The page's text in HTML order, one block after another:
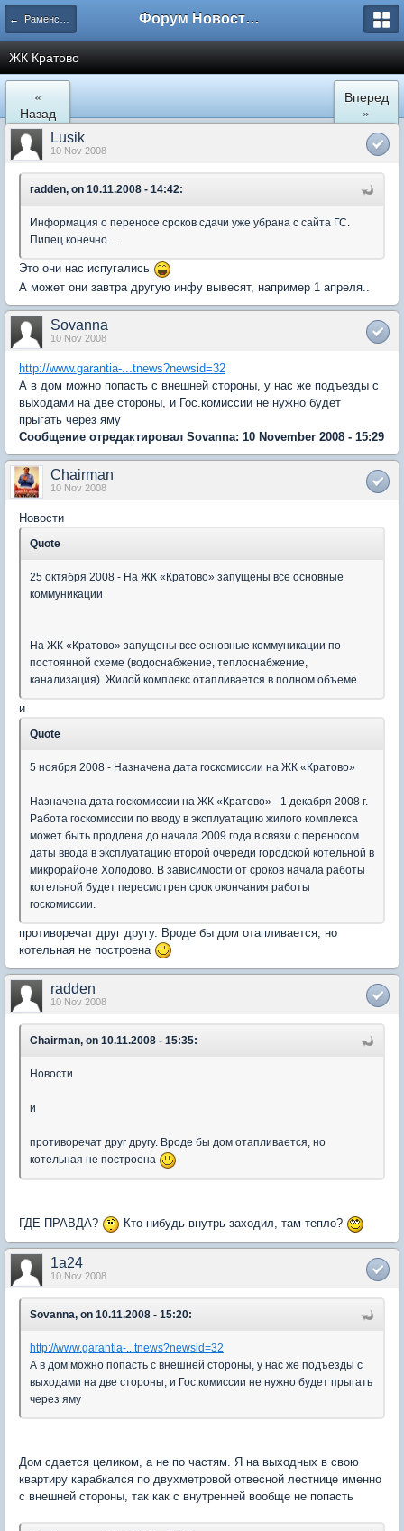
← Раменское Форум Новостройки
ЖК Кратово
«
Назад
Вперед
»
Lusik
10 Nov 2008
radden, on 10.11.2008 - 14:42:
Информация о переносе сроков сдачи уже убрана с сайта ГС.
Пипец конечно....
Это они нас испугались
А может они завтра другую инфу вывесят, например 1 апреля..
Sovanna
10 Nov 2008
http://www.garantia-...tnews?newsid=32
А в дом можно попасть с внешней стороны, у нас же подъезды с
выходами на две стороны, и Гос.комиссии не нужно будет
прыгать через яму
Сообщение отредактировал Sovanna: 10 November 2008 - 15:29
Chairman
10 Nov 2008
Новости
Quote
25 октября 2008 - На ЖК «Кратово» запущены все основные
коммуникации
На ЖК «Кратово» запущены все основные коммуникации по
постоянной схеме (водоснабжение, теплоснабжение,
канализация). Жилой комплекс отапливается в полном объеме.
и
Quote
5 ноября 2008 - Назначена дата госкомиссии на ЖК «Кратово»
Назначена дата госкомиссии на ЖК «Кратово» - 1 декабря 2008 г.
Работа госкомиссии по вводу в эксплуатацию жилого комплекса
может быть продлена до начала 2009 года в связи с переносом
даты ввода в эксплуатацию второй очереди городской котельной в
микрорайоне Холодово. В зависимости от сроков начала работы
котельной будет пересмотрен срок окончания работы
госкомиссии.
противоречат друг другу. Вроде бы дом отапливается, но
котельная не построена
radden
10 Nov 2008
Chairman, on 10.11.2008 - 15:35:
Новости
и
противоречат друг другу. Вроде бы дом отапливается, но
котельная не построена
ГДЕ ПРАВДА? Кто-нибудь внутрь заходил, там тепло?
1a24
10 Nov 2008
Sovanna, on 10.11.2008 - 15:20:
http://www.garantia-...tnews?newsid=32
А в дом можно попасть с внешней стороны, у нас же подъезды с
выходами на две стороны, и Гос.комиссии не нужно будет прыгать
через яму
Дом сдается целиком, а не по частям. Я на выходных в свою
квартиру карабкался по двухметровой отвесной лестнице именно
с внешней стороны, так как с внутренней вообще не попасть